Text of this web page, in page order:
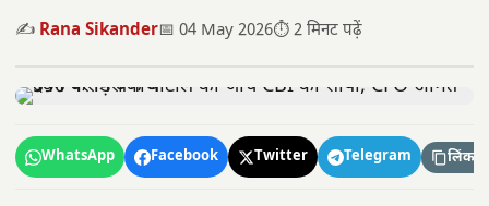
✍️ Rana Sikander📅 04 May 2026⏱️ 2 मिनट पढ़ें
WhatsApp Facebook Twitter Telegram लिंक